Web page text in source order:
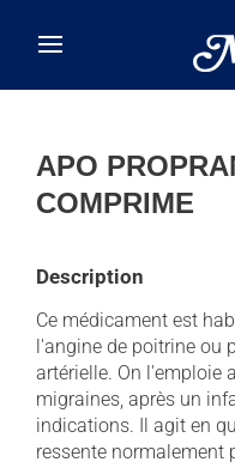
APO
COMPRIME
Description
Ce médicament est
l'angine de poitrine ou
artérielle. On l'emploie
migraines, après un
indications. Il agit en
ressente normalement